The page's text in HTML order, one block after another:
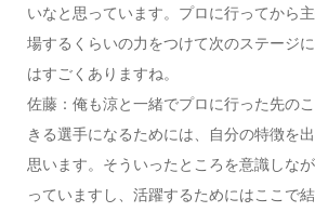
いなと思っています。プロに行ってから
場するくらいの力をつけて次のステージ
はすごくありますね。
佐藤：俺も涼と一緒でプロに行った先の
きる選手になるためには、自分の特徴を
思います。そういったところを意識しな
っていますし、活躍するためにはここで